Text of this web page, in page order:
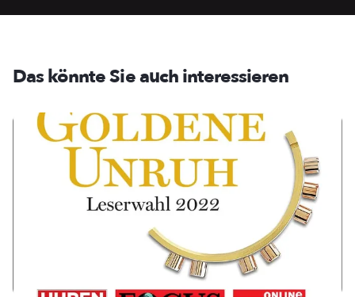
Das könnte Sie auch interessieren